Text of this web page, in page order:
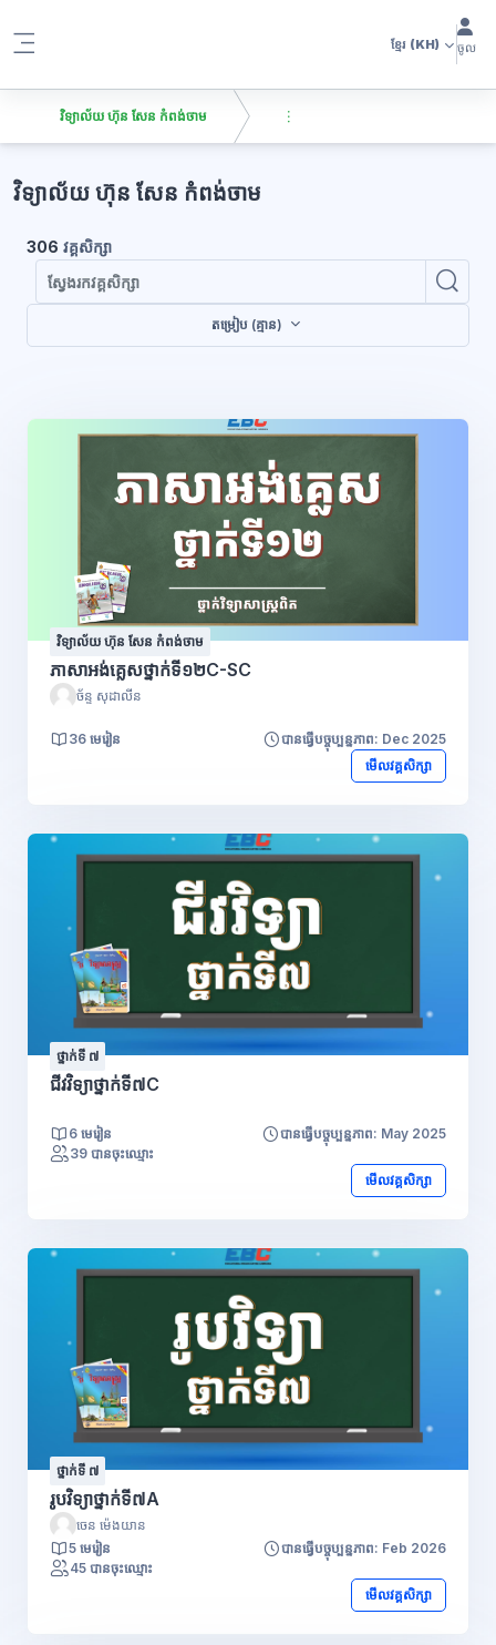
ខ្មែរ (KH) ចូល
ប្លុក
វិទ្យាល័យ ហ៊ុន សែន កំពង់ចាម
វិទ្យាល័យ ហ៊ុន សែន កំពង់ចាម
306 វគ្គសិក្សា
ស្វែងរក
តម្រៀប (គ្មាន)
វិទ្យាល័យ ហ៊ុន សែន កំពង់ចាម
ភាសាអង់គ្លេសថ្នាក់ទី១២C-SC
ច័ន្ទ សុដាលីន
36 មេរៀន
បានធ្វើបច្ចុប្បន្នភាព: Dec 2025
មើលវគ្គសិក្សា
ថ្នាក់ទី ៧
ជីវវិទ្យាថ្នាក់ទី៧C
6 មេរៀន
បានធ្វើបច្ចុប្បន្នភាព: May 2025
39 បានចុះឈ្មោះ
មើលវគ្គសិក្សា
ថ្នាក់ទី ៧
រូបវិទ្យាថ្នាក់ទី៧A
ចេន ម៉េងយាន
5 មេរៀន
បានធ្វើបច្ចុប្បន្នភាព: Feb 2026
45 បានចុះឈ្មោះ
មើលវគ្គសិក្សា